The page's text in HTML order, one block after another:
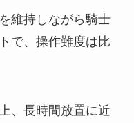
維持しながら騎士
で、操作難度は比
、長時間放置に近